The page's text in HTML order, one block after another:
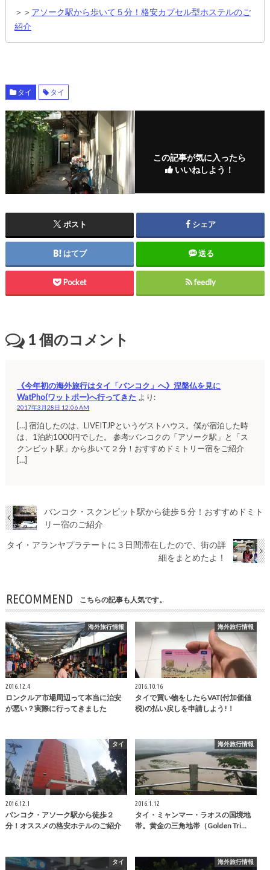
＞＞ アソーク駅から歩いて５分！格安カプセル型ホステルのご
紹介
タイ タイ
この記事が気に入ったら
いいねしよう！
ポスト シェア
はてブ 送る
Pocket feedly
1個のコメント
《今年初の海外旅行はタイ「バンコク」へ》涅槃仏を見に
WatPho(ワットポー)へ行ってきた より:
2017年3月28日 12:06 AM
[…] 宿泊したのは、LIVEITJPというゲストハウス。僕が宿泊した時
は、1泊約1000円でした。 参考:バンコクの「アソーク駅」と「ス
クンビット駅」から歩いて２分！おすすめドミトリー宿をご紹介
[…]
バンコク・スクンビット駅から徒歩５分！おすすめドミト
リー宿のご紹介
タイ・アランヤプラテートに３日間滞在したので、街の詳
細をまとめたよ！
RECOMMEND こちらの記事も人気です。
海外旅行情報
2016.12.4
ロンクルア市場周辺って本当に治安
が悪い？実際に行ってきました
海外旅行情報
2016.10.16
タイで買い物をしたらVAT(付加価値
税)の払い戻しを申請しよう!！
タイ
2016.12.1
バンコク・アソーク駅から徒歩２
分！オススメの格安ホテルのご紹介
海外旅行情報
2016.1.12
タイ・ミャンマー・ラオスの国境地
帯。黄金の三角地帯（Golden Tri…
タイ 海外旅行情報